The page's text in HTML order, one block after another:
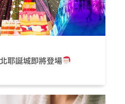
耶誕城即將登場